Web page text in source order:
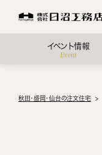
イベント情報
Event
秋田・盛岡・仙台の注文住宅